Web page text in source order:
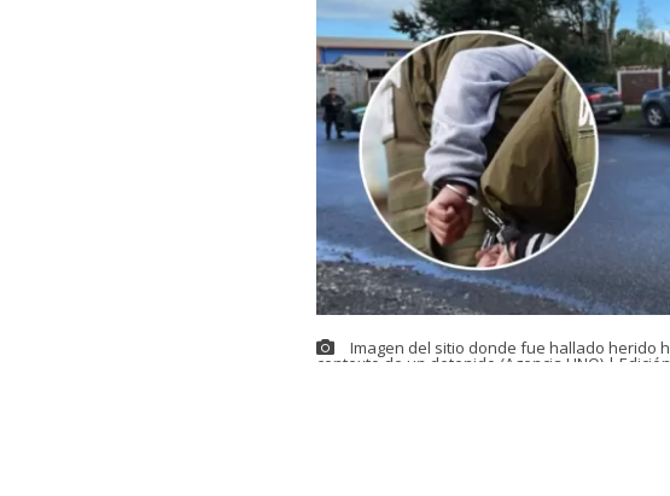
Imagen del sitio donde fue hallado herido
contexto de un detenido (Agencia UNO) | Edición